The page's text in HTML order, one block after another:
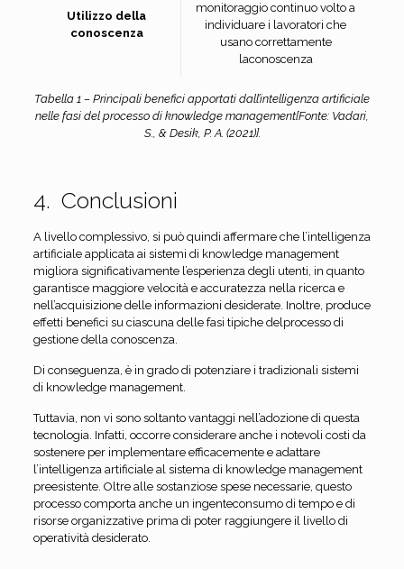
Utilizzo della
conoscenza
monitoraggio continuo volto a
individuare i lavoratori che
usano correttamente
laconoscenza
Tabella 1 – Principali benefici apportati dall’intelligenza artificiale
nelle fasi del processo di knowledge management[Fonte: Vadari,
S., & Desik, P. A. (2021)].
4. Conclusioni
A livello complessivo, si può quindi affermare che l’intelligenza
artificiale applicata ai sistemi di knowledge management
migliora significativamente l’esperienza degli utenti, in quanto
garantisce maggiore velocità e accuratezza nella ricerca e
nell’acquisizione delle informazioni desiderate. Inoltre, produce
effetti benefici su ciascuna delle fasi tipiche delprocesso di
gestione della conoscenza.
Di conseguenza, è in grado di potenziare i tradizionali sistemi
di knowledge management.
Tuttavia, non vi sono soltanto vantaggi nell’adozione di questa
tecnologia. Infatti, occorre considerare anche i notevoli costi da
sostenere per implementare efficacemente e adattare
l’intelligenza artificiale al sistema di knowledge management
preesistente. Oltre alle sostanziose spese necessarie, questo
processo comporta anche un ingenteconsumo di tempo e di
risorse organizzative prima di poter raggiungere il livello di
operatività desiderato.